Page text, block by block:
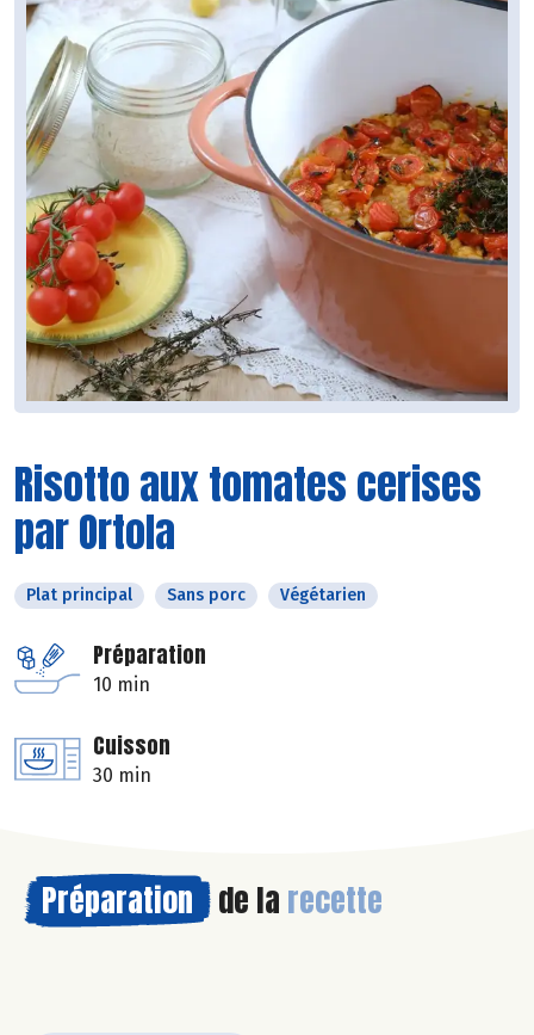
Risotto aux tomates cerises
par Ortola
Plat principal Sans porc Végétarien
Préparation
10 min
Cuisson
30 min
Préparation de la recette